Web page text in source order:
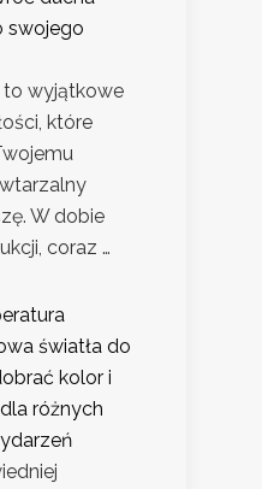
swojego
to wyjątkowe
które
W dobie
coraz …
światła do
kolor i
różnych